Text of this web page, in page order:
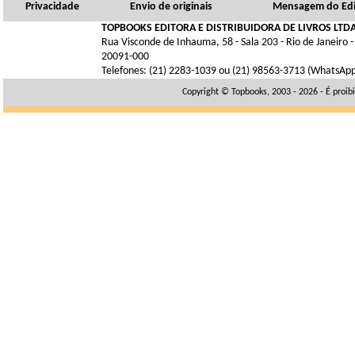
Privacidade Envio de originais
Mensagem do
TOPBOOKS EDITORA E DISTRIBUIDORA DE LIVROS
Rua Visconde de Inhauma, 58 - Sala 203 - Rio de Janeiro -
20091-000
Telefones: (21) 2283-1039 ou (21) 98563-3713
Copyright © Topbooks, 2003 - 2026 - É